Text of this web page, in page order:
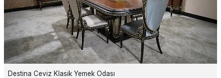
Destina Ceviz Klasik Yemek Odası